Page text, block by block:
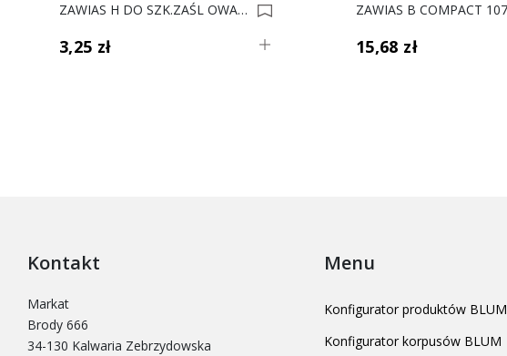
ZAWIAS H DO SZK.ZAŚL OWAL SAT 329.22.920 0003802
3,25 zł 15,68 zł
Kontakt
Markat
Brody 666
34-130 Kalwaria Zebrzydowska
Menu
Konfigurator produktów BLUM
Konfigurator korpusów BLUM